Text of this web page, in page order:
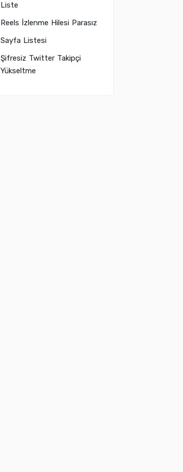
Liste
Reels İzlenme Hilesi Parasız
Sayfa Listesi
Şifresiz Twitter Takipçi
Yükseltme